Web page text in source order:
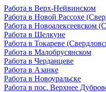
Работа в Верх-Нейвинском
Работа в Новой Рассохе
Работа в Новоалексеевском
Работа в Щелкуне
Работа в Токареве
Работа в Малобрусянском
Работа в Черданцеве
Работа в Азанке
Работа в Новоуральске
Работа в пос. Верхнее